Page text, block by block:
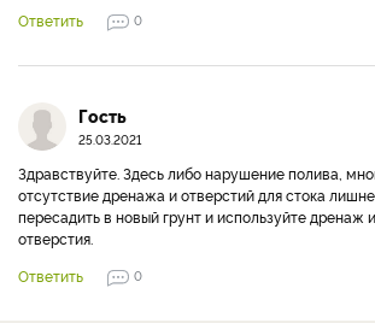
Ответить
0
Гость
25.03.2021
Здравствуйте. Здесь либо нарушение полива,
отсутствие дренажа и отверстий для стока
пересадить в новый грунт и используйте дренаж
отверстия.
Ответить
0